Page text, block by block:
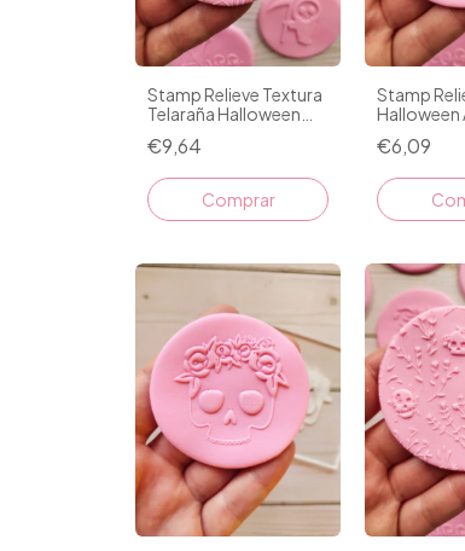
Stamp Relieve Textura
Telaraña Halloween
€9,64
Stamp
Halloween
€6,09